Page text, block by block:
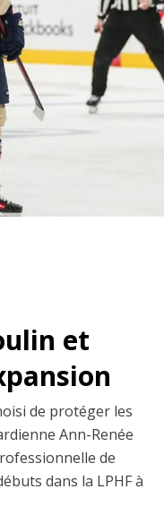
et
de protéger les
Ann-Renée
de
dans la LPHF à